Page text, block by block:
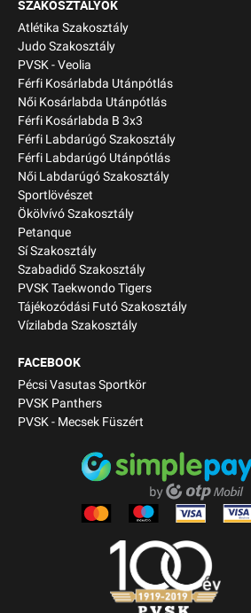
SZAKOSZTÁLYOK
Atlétika Szakosztály
Judo Szakosztály
PVSK - Veolia
Férfi Kosárlabda Utánpótlás
Női Kosárlabda Utánpótlás
Férfi Kosárlabda B 3x3
Férfi Labdarúgó Szakosztály
Férfi Labdarúgó Utánpótlás
Női Labdarúgó Szakosztály
Sportlövészet
Ökölvívó Szakosztály
Petanque
Sí Szakosztály
Szabadidő Szakosztály
PVSK Taekwondo Tigers
Tájékozódási Futó Szakosztály
Vízilabda Szakosztály
FACEBOOK
Pécsi Vasutas Sportkör
PVSK Panthers
PVSK - Mecsek Füszért